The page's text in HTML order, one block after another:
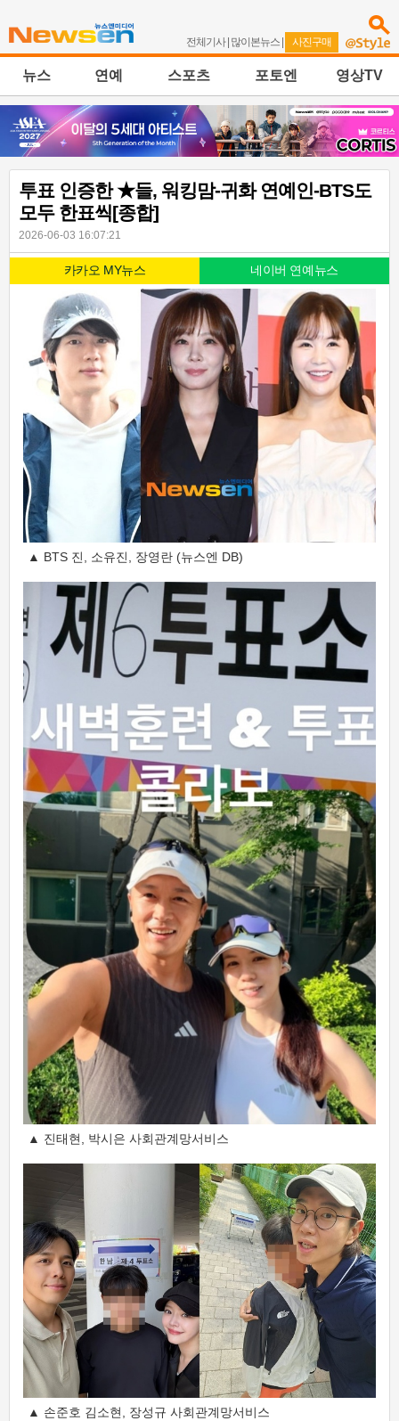
전체기사| 많이본뉴스 | 사진구매
뉴스 연예 스포츠 포토엔 영상TV
투표 인증한 ★들, 워킹맘-귀화 연예인-BTS도
모두 한표씩[종합]
2026-06-03 16:07:21
카카오 MY뉴스 네이버 연예뉴스
▲ BTS 진, 소유진, 장영란 (뉴스엔 DB)
▲ 진태현, 박시은 사회관계망서비스
▲ 손준호 김소현, 장성규 사회관계망서비스